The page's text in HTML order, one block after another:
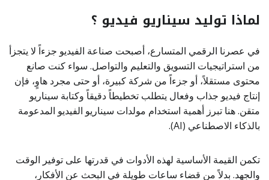
لماذا توليد سيناريو فيديو ؟
في عصرنا الرقمي المتسارع، أصبحت صناعة الفيديو جزءاً لا يتجزأ
من استراتيجيات التسويق والتعليم والتواصل. سواء كنت صانع
محتوى مستقلاً، أو جزءاً من شركة كبيرة، أو حتى مجرد هاوٍ، فإن
إنتاج فيديو جذاب وفعال يتطلب تخطيطاً دقيقاً وكتابة سيناريو
متقن. هنا تبرز أهمية استخدام مولدات سيناريو الفيديو المدعومة
بالذكاء الاصطناعي (AI).
تكمن القيمة الأساسية لهذه الأدوات في قدرتها على توفير الوقت
والجهد. بدلاً من قضاء ساعات طويلة في البحث عن الأفكار،